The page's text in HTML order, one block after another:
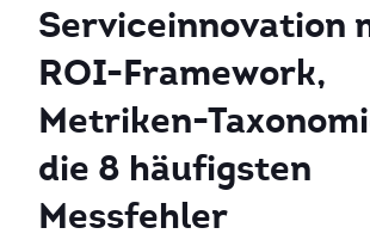
Serviceinnovation
ROI-Framework,
Metriken-
die 8 häufigsten
Messfehler